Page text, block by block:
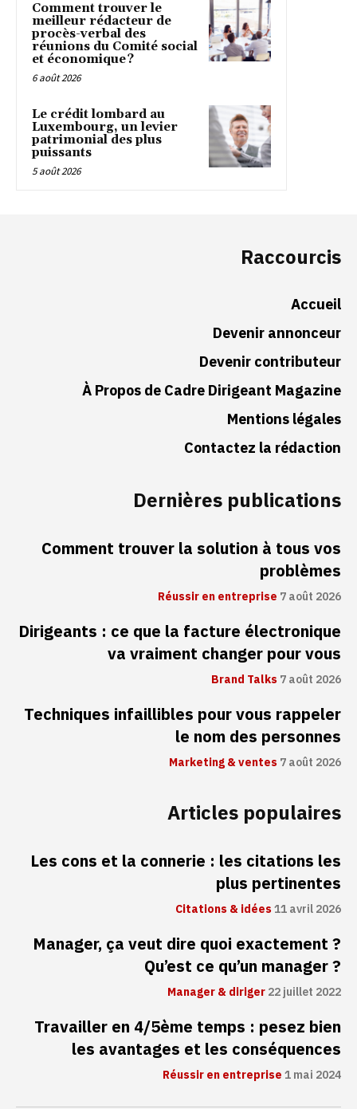
Comment trouver le
meilleur rédacteur de
procès-verbal des
réunions du Comité social
et économique ?
6 août 2026
Le crédit lombard au
Luxembourg, un levier
patrimonial des plus
puissants
5 août 2026
Raccourcis
Accueil
Devenir annonceur
Devenir contributeur
À Propos de Cadre Dirigeant Magazine
Mentions légales
Contactez la rédaction
Dernières publications
Comment trouver la solution à tous vos
problèmes
Réussir en entreprise 7 août 2026
Dirigeants : ce que la facture électronique
va vraiment changer pour vous
Brand Talks7 août 2026
Techniques infaillibles pour vous rappeler
le nom des personnes
Marketing & ventes7 août 2026
Articles populaires
Les cons et la connerie : les citations les
plus pertinentes
Citations & idées11 avril 2026
Manager, ça veut dire quoi exactement ?
Qu’est ce qu’un manager ?
Manager & diriger22 juillet 2022
Travailler en 4/5ème temps : pesez bien
les avantages et les conséquences
Réussir en entreprise1 mai 2024